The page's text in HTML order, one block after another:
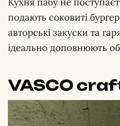
подають соковиті
авторські закуски та
ідеально доповнюють
VASCO